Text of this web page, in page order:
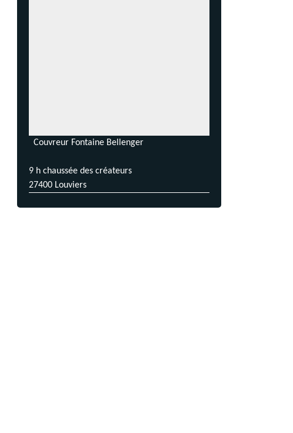
Couvreur Fontaine Bellenger
9 h chaussée des créateurs
27400 Louviers